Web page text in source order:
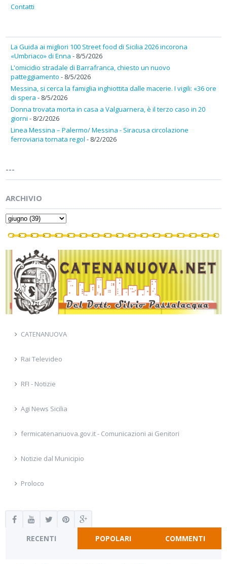
Contatti
La Guida ai migliori 100 Street food di Sicilia 2026 incorona
«Umbriaco» di Enna - 8/5/2026
L'omicidio stradale di Barrafranca, chiesto un nuovo
patteggiamento - 8/5/2026
Messina, si cerca la famiglia inghiottita dalle macerie. I vigili: «36 ore
di spera - 8/5/2026
Donna trovata morta in casa a Valguarnera, è il terzo caso in 20
giorni - 8/2/2026
Linea Messina – Palermo/ Messina - Siracusa circolazione
ferroviaria tornata regol - 8/2/2026
---
ARCHIVIO
CATENANUOVA
Rai Televideo
RFI - Notizie
Agi News Sicilia
fermicatenanuova.gov.it - Comunicazioni ai Genitori
Notizie dal Municipio
Proloco
RECENTI POPOLARI COMMENTI